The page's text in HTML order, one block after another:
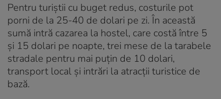
Pentru turiștii cu buget redus, costurile pot
porni de la 25-40 de dolari pe zi. În această
sumă intră cazarea la hostel, care costă între 5
și 15 dolari pe noapte, trei mese de la tarabele
stradale pentru mai puțin de 10 dolari,
transport local și intrări la atracții turistice de
bază.